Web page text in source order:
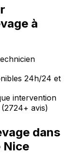
à
24h/24 et
intervention
avis)
dans
Nice